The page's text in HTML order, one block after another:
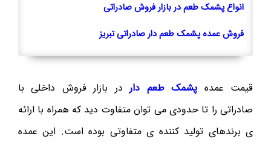
انواع پشمک طعم در بازار فروش صادراتی
فروش عمده پشمک طعم دار صادراتی تبریز
قیمت عمده پشمک طعم داردر بازار فروش داخلی با
صادراتی را تا حدودی می توان متفاوت دید که همراه با ارائه
ی برندهای تولید کننده ی متفاوتی بوده است. این عمده